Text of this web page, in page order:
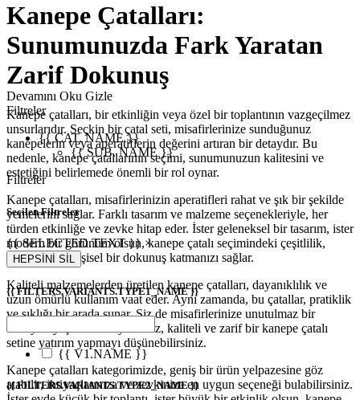
Kanepe Çatalları:
Sunumunuzda Fark Yaratan
Zarif Dokunuş
Kanepe çatalları, bir etkinliğin veya özel bir toplantının vazgeçilmez
unsurlarıdır. Seçkin bir çatal seti, misafirlerinize sunduğunuz
kanepelerin veya aperatiflerin değerini artıran bir detaydır. Bu
nedenle, kanepe çatallarının seçimi, sunumunuzun kalitesini ve
estetiğini belirlemede önemli bir rol oynar.
Kanepe çatalları, misafirlerinizin aperatifleri rahat ve şık bir şekilde
yemelerini sağlar. Farklı tasarım ve malzeme seçenekleriyle, her
türden etkinliğe ve zevke hitap eder. İster geleneksel bir tasarım, ister
modern bir görünüm olsun, kanepe çatalı seçimindeki çeşitlilik,
sofralarınıza kişisel bir dokunuş katmanızı sağlar.
Kaliteli malzemelerden üretilen kanepe çatalları, dayanıklılık ve
uzun ömürlü kullanım vaat eder. Aynı zamanda, bu çatallar, pratiklik
ve şıklığı bir arada sunar. Siz de misafirlerinize unutulmaz bir
deneyim yaşatmak istiyorsanız, kaliteli ve zarif bir kanepe çatalı
setine yatırım yapmayı düşünebilirsiniz.
Kanepe çatalları kategorimizde, geniş bir ürün yelpazesine göz
atabilir, ihtiyaçlarınıza ve zevkinize en uygun seçeneği bulabilirsiniz.
Devamını Oku Gizle
Filtreler
{{ CAT. NAME }}
{{ SUB. NAME }}
Filtreler
Seçilen Filtreler
{{ SELECTED.TEXT }} ×
HEPSİNİ SİL
{{ FILTERS.VARIANTS.TYPE1_NAME }}
{{ V1.NAME }}
{{ FILTERS.VARIANTS.TYPE2_NAME }}